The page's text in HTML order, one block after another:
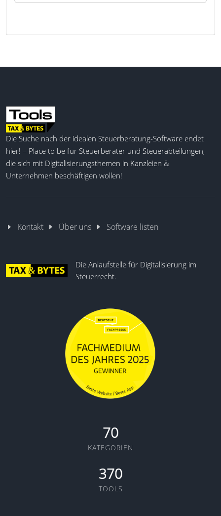
Die Suche nach der idealen Steuerberatung-Software endet
hier! – Place to be für Steuerberater und Steuerabteilungen,
die sich mit Digitalisierungsthemen in Kanzleien &
Unternehmen beschäftigen wollen!
Kontakt Über uns Software listen
Die Anlaufstelle für Digitalisierung im
Steuerrecht.
70
KATEGORIEN
370
TOOLS